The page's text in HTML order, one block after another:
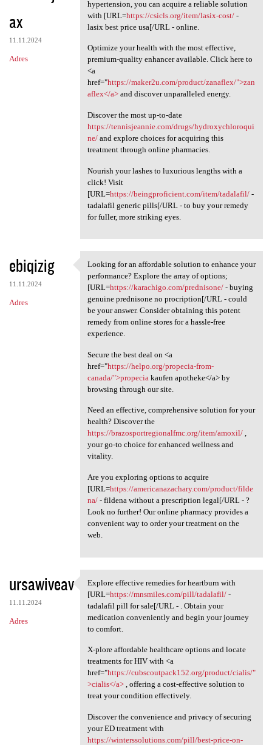
ax
11.11.2024
Adres
hypertension, you can acquire a reliable solution
with [URL=https://csicls.org/item/lasix-cost/-
lasix best price usa[/URL - online.
Optimize your health with the most effective,
premium-quality enhancer available. Click here to
<a
href="https://maker2u.com/product/zanaflex/">zan
aflex</a>and discover unparalleled energy.
Discover the most up-to-date
https://tennisjeannie.com/drugs/hydroxychloroqui
ne/and explore choices for acquiring this
treatment through online pharmacies.
Nourish your lashes to luxurious lengths with a
click! Visit
[URL=https://beingproficient.com/item/tadalafil/-
tadalafil generic pills[/URL - to buy your remedy
for fuller, more striking eyes.
ebiqizig
11.11.2024
Adres
Looking for an affordable
Looking for an affordable solution to enhance your
performance? Explore the array of options;
[URL=https://karachigo.com/prednisone/- buying
genuine prednisone no procription[/URL - could
be your answer. Consider obtaining this potent
remedy from online stores for a hassle-free
experience.
Secure the best deal on <a
href="https://helpo.org/propecia-from-
canada/">propecia kaufen apotheke</a> by
browsing through our site.
Need an effective, comprehensive solution for your
health? Discover the
https://brazosportregionalfmc.org/item/amoxil/,
your go-to choice for enhanced wellness and
vitality.
Are you exploring options to acquire
[URL=https://americanazachary.com/product/filde
na/- fildena without a prescription legal[/URL - ?
Look no further! Our online pharmacy provides a
convenient way to order your treatment on the
web.
ursawiveav
11.11.2024
Adres
Explore effective remedies
Explore effective remedies for heartburn with
[URL=https://mnsmiles.com/pill/tadalafil/-
tadalafil pill for sale[/URL - . Obtain your
medication conveniently and begin your journey
to comfort.
X-plore affordable healthcare options and locate
treatments for HIV with <a
href="https://cubscoutpack152.org/product/cialis/"
>cialis</a>, offering a cost-effective solution to
treat your condition effectively.
Discover the convenience and privacy of securing
your ED treatment with
https://winterssolutions.com/pill/best-price-on-